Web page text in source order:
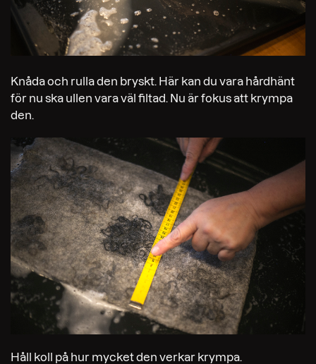
Knåda och rulla den bryskt. Här kan du vara hårdhänt
för nu ska ullen vara väl filtad. Nu är fokus att krympa
den.
Håll koll på hur mycket den verkar krympa.